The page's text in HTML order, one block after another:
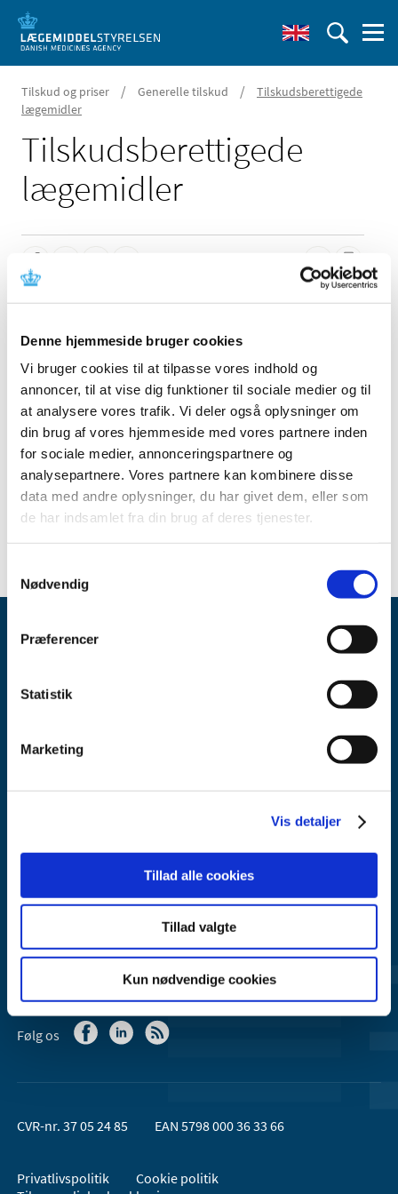
Denne hjemmeside bruger cookies
Vi bruger cookies til at tilpasse vores indhold og
annoncer, til at vise dig funktioner til sociale medier og til
at analysere vores trafik. Vi deler også oplysninger om
din brug af vores hjemmeside med vores partnere inden
for sociale medier, annonceringspartnere og
analysepartnere. Vores partnere kan kombinere disse
data med andre oplysninger, du har givet dem, eller som
de har indsamlet fra din brug af deres tjenester.
Nødvendig
Præferencer
Statistik
Marketing
Vis detaljer
Tillad alle cookies
Tillad valgte
Kun nødvendige cookies
Tilskud og priser / Generelle tilskud /
Tilskudsberettigede
lægemidler
Tilskudsberettigede
lægemidler
Receptpligtige lægemidler
Receptpligtige lægemidler med klausuleret tilskud
Receptpligtige lægemidler med generelt uklausuleret
tilskud
Håndkøbslægemidler
Håndkøbslægemidler med klausuleret tilskud
Lægemiddelstyrelsen
Axel Heides Gade 1
Sundheds- og Kirkeministeriet.
Kontakt Lægemiddelstyrelsen
44 88 95 95 (kl. 9 - 15)
Følg os
CVR-nr. 37 05 24 85 EAN 5798 000 36 33 66
Privatlivspolitik
Cookie politik